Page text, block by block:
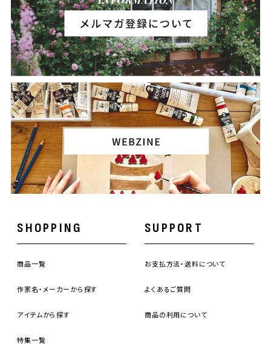
SHOPPING
商品一覧
作家名・メーカーから探す
アイテムから探す
特集一覧
SUPPORT
お支払方法・送料について
よくあるご質問
商品の利用について